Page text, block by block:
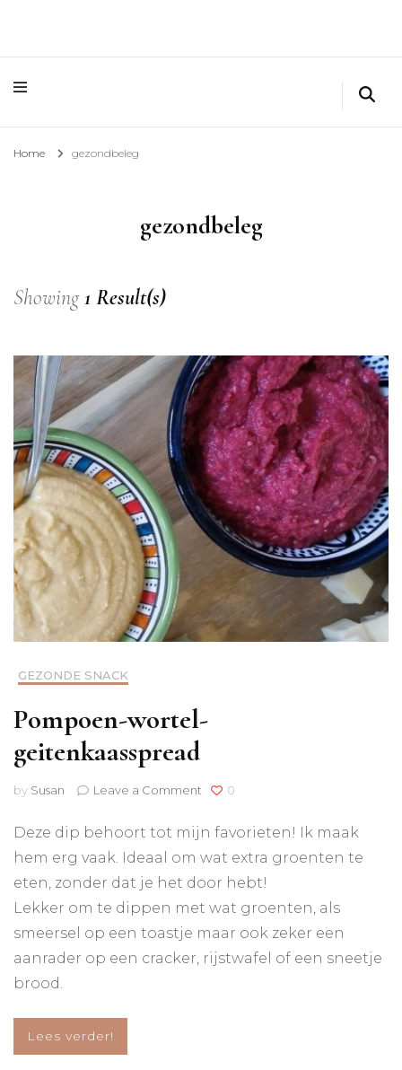
Home gezondbeleg
gezondbeleg
Showing1 Result(s)
GEZONDE SNACK
Pompoen-wortel-
geitenkaasspread
by Susan Leave a Comment on
wortel-
0
Deze dip behoort tot mijn favorieten! Ik maak
hem erg vaak. Ideaal om wat extra groenten te
eten, zonder dat je het door hebt!
Lekker om te dippen met wat groenten, als
smeersel op een toastje maar ook zeker een
aanrader op een cracker, rijstwafel of een sneetje
brood.
Lees verder!